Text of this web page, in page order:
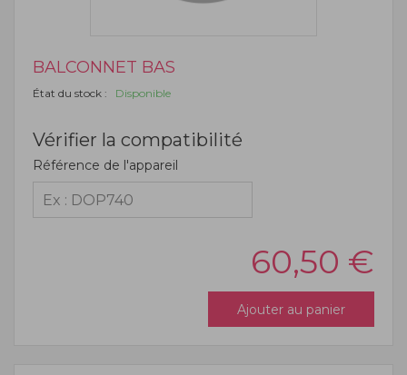
BALCONNET BAS
État du stock : Disponible
Vérifier la compatibilité
Référence de l'appareil
60,50 €
Ajouter au panier